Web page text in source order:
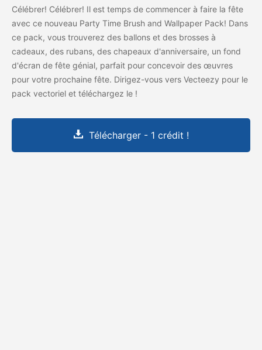
Célébrer! Célébrer! Il est temps de commencer à faire la fête
avec ce nouveau Party Time Brush and Wallpaper Pack! Dans
ce pack, vous trouverez des ballons et des brosses à
cadeaux, des rubans, des chapeaux d'anniversaire, un fond
d'écran de fête génial, parfait pour concevoir des œuvres
pour votre prochaine fête. Dirigez-vous vers Vecteezy pour le
pack vectoriel et téléchargez le !
Télécharger - 1 crédit !